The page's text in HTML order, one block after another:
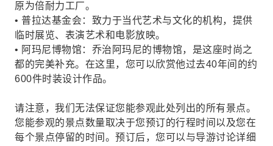
原为倍耐力工厂。
• 普拉达基金会：致力于当代艺术与文化的机构，提供
临时展览、表演艺术和电影放映。
• 阿玛尼博物馆：乔治阿玛尼的博物馆，是这座时尚之
都的完美补充。在这里，您可以欣赏他过去40年间的约
600件时装设计作品。
请注意，我们无法保证您能参观此处列出的所有景点。
您能参观的景点数量取决于您预订的行程时间以及您在
每个景点停留的时间。预订后，您可以与导游讨论详细